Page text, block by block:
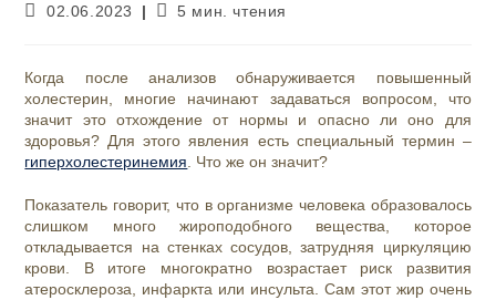
Запись
02.06.2023
Время
5 мин. чтения
Когда после анализов обнаруживается повышенный
холестерин, многие начинают задаваться вопросом, что
значит это отхождение от нормы и опасно ли оно для
здоровья? Для этого явления есть специальный термин –
гиперхолестеринемия. Что же он значит?
Показатель говорит, что в организме человека образовалось
слишком много жироподобного вещества, которое
откладывается на стенках сосудов, затрудняя циркуляцию
крови. В итоге многократно возрастает риск развития
атеросклероза, инфаркта или инсульта. Сам этот жир очень